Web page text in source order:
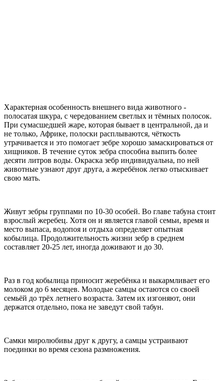
Характерная особенность внешнего вида животного -
полосатая шкура, с чередованием светлых и тёмных полосок.
При сумасшедшей жаре, которая бывает в центральной, да и
не только, Африке, полоски расплываются, чёткость
утрачивается и это помогает зебре хорошо замаскироваться от
хищников. В течение суток зебра способна выпить более
десяти литров воды. Окраска зебр индивидуальна, по ней
животные узнают друг друга, а жеребёнок легко отыскивает
свою мать.
Живут зебры группами по 10-30 особей. Во главе табуна стоит
взрослый жеребец. Хотя он и является главой семьи, время и
место выпаса, водопоя и отдыха определяет опытная
кобылица. Продолжительность жизни зебр в среднем
составляет 20-25 лет, иногда доживают и до 30.
Раз в год кобылица приносит жеребёнка и выкармливает его
молоком до 6 месяцев. Молодые самцы остаются со своей
семьёй до трёх летнего возраста. Затем их изгоняют, они
держатся отдельно, пока не заведут свой табун.
Самки миролюбивы друг к другу, а самцы устраивают
поединки во время сезона размножения.